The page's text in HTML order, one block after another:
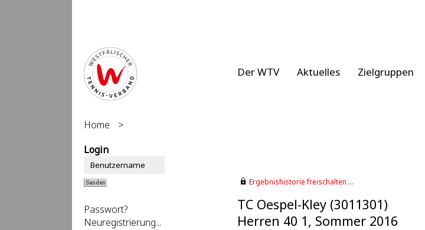
Der WTV Aktuelles Zielgruppen
Home
>
Login
Passwort?
Neuregistrierung...
Ergebnishistorie freischalten ...
TC Oespel-Kley (3011301)
Herren 40 1, Sommer 2016